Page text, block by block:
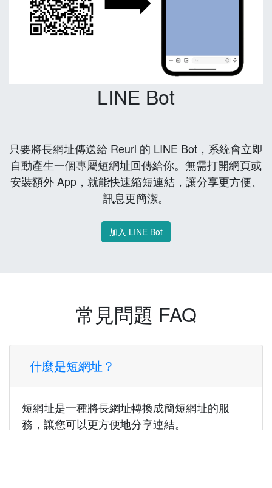
LINE Bot
只要將長網址傳送給 Reurl 的 LINE Bot，系統會立即
自動產生一個專屬短網址回傳給你。無需打開網頁或
安裝額外 App，就能快速縮短連結，讓分享更方便、
訊息更簡潔。
加入 LINE Bot
常見問題 FAQ
什麼是短網址？
短網址是一種將長網址轉換成簡短網址的服
務，讓您可以更方便地分享連結。